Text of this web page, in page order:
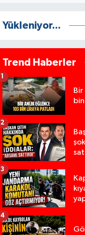
Yükleniyor...
Trend Haberler
2
3
4